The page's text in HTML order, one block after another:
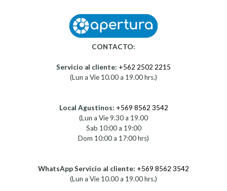
CONTACTO:
Servicio al cliente: +562 2502 2215
(Lun a Vie 10.00 a 19.00 hrs.)
Local Agustinos: +569 8562 3542
(Lun a Vie 9.30 a 19.00
Sab 10:00 a 19:00
Dom 10:00 a 17:00 hrs)
WhatsApp Servicio al cliente: +569 8562 3542
(Lun a Vie 10.00 a 19.00 hrs.)